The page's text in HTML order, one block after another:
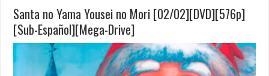
Santa no Yama Yousei no Mori [02/02][DVD][576p]
[Sub-Español][Mega-Drive]